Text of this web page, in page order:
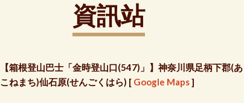
資訊站
【箱根登山巴士「金時登山口(547)」】神奈川県足柄下郡(
こねまち)仙石原(せんごくはら) [ Google Maps]